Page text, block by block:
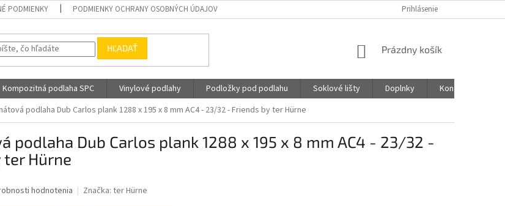
PODMIENKY PODMIENKY OCHRANY OSOBNÝCH ÚDAJOV Prihlásenie
HĽADAŤ
NÁKUPNÝ
Prázdny košík
Kompozitná podlaha SPC Vinylové podlahy Podložky pod podlahu Soklové lišty Doplnky
Kontakty
podlaha Dub Carlos plank 1288 x 195 x 8 mm AC4 - 23/32 - Friends by ter Hürne
podlaha Dub Carlos plank 1288 x 195 x 8 mm AC4 - 23/32 -
ter Hürne
hodnotenia Značka: ter Hürne